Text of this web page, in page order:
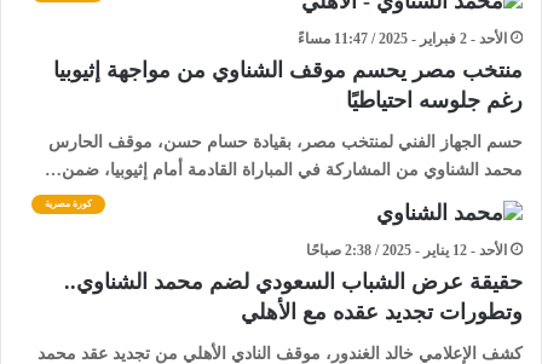
الأحد - 2 فبراير - 2025 / 11:47 مساءً
منتخب مصر يحسم موقف الشناوي من مواجهة إثيوبيا
رغم جلوسه احتياطيًا
حسم الجهاز الفني لمنتخب مصر، بقيادة حسام حسن، موقف الحارس
محمد الشناوي من المشاركة في المباراة القادمة أمام إثيوبيا، ضمن…
كورة مصرية
الأحد - 12 يناير - 2025 / 2:38 صباحًا
حقيقة عرض الشباب السعودي لضم محمد الشناوي..
وتطورات تجديد عقده مع الأهلي
كشف الإعلامي خالد الغندور، موقف النادي الأهلي من تجديد عقد محمد